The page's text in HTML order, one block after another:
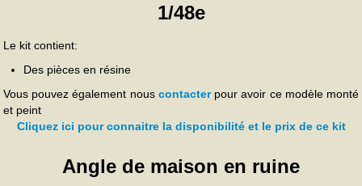
1/48e
Le kit contient:
Des pièces en résine
Vous pouvez également nous contacterpour avoir ce modèle monté
et peint
Cliquez ici pour connaitre la disponibilité et le prix de ce kit
Angle de maison en ruine